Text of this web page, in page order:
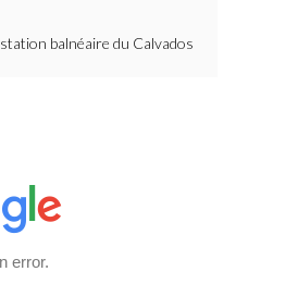
balnéaire du Calvados